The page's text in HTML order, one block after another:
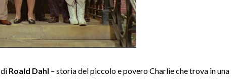
Roald Dahl – storia del piccolo e povero Charlie che trova in una